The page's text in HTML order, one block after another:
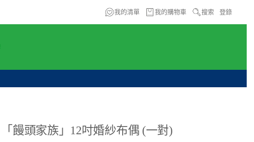
我的清單 我的購物車 搜索 登錄
「饅頭家族」12吋婚紗布偶 (一對)